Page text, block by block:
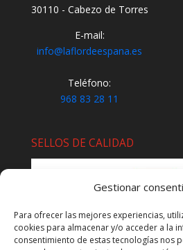
Gestionar
Para ofrecer las mejores experiencias,
cookies para almacenar y/o acceder a la
consentimiento de estas tecnologías nos
30110 - Cabezo de Torres
E-mail:
info@laflordeespana.es
Teléfono:
968 83 28 11
SELLOS DE CALIDAD